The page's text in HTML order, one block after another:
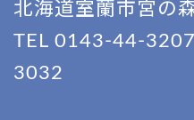
北海道室蘭市宮の
TEL 0143-44-
3032